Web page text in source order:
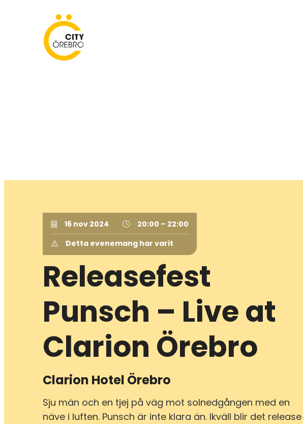
City Örebro
16 nov 2024
20:00 – 22:00
Detta evenemang har varit
Releasefest
Punsch – Live at
Clarion Örebro
Clarion Hotel Örebro
Sju män och en tjej på väg mot solnedgången med en
näve i luften. Punsch är inte klara än. Ikväll blir det release